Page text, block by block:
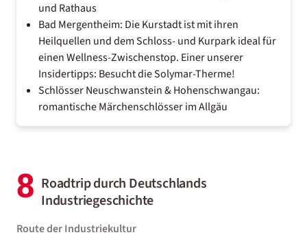
und Rathaus
Bad Mergentheim: Die Kurstadt ist mit ihren
Heilquellen und dem Schloss- und Kurpark ideal für
einen Wellness-Zwischenstop. Einer unserer
Insidertipps: Besucht die Solymar-Therme!
Schlösser Neuschwanstein & Hohenschwangau:
romantische Märchenschlösser im Allgäu
8 Roadtrip durch Deutschlands
Industriegeschichte
Route der Industriekultur